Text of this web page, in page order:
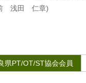
浅田 仁章)
県PT/OT/ST協会会員